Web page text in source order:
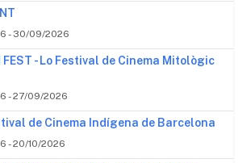
- 30/09/2026
FEST - Lo Festival de Cinema Mitològic
- 27/09/2026
de Cinema Indígena de Barcelona
- 20/10/2026